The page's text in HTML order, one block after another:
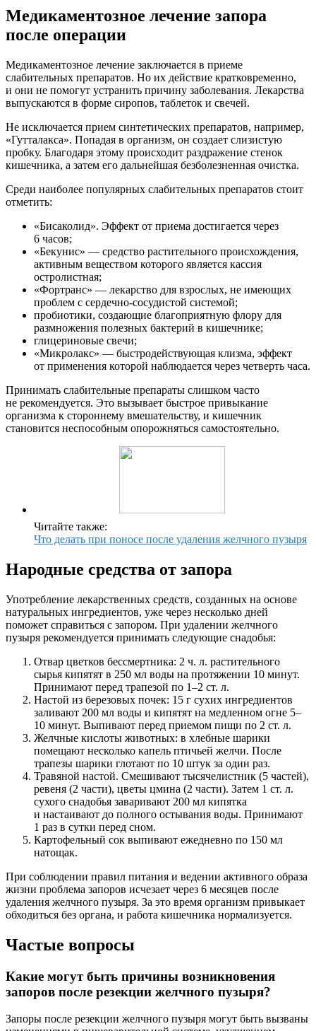
Медикаментозное лечение запора
после операции
Медикаментозное лечение заключается в приеме
слабительных препаратов. Но их действие кратковременно,
и они не помогут устранить причину заболевания. Лекарства
выпускаются в форме сиропов, таблеток и свечей.
Не исключается прием синтетических препаратов, например,
«Гутталакса». Попадая в организм, он создает слизистую
пробку. Благодаря этому происходит раздражение стенок
кишечника, а затем его дальнейшая безболезненная очистка.
Среди наиболее популярных слабительных препаратов стоит
отметить:
«Бисаколид». Эффект от приема достигается через
6 часов;
«Бекунис» — средство растительного происхождения,
активным веществом которого является кассия
остролистная;
«Фортранс» — лекарство для взрослых, не имеющих
проблем с сердечно-сосудистой системой;
пробиотики, создающие благоприятную флору для
размножения полезных бактерий в кишечнике;
глицериновые свечи;
«Микролакс» — быстродействующая клизма, эффект
от применения которой наблюдается через четверть часа.
Принимать слабительные препараты слишком часто
не рекомендуется. Это вызывает быстрое привыкание
организма к стороннему вмешательству, и кишечник
становится неспособным опорожняться самостоятельно.
Читайте также:
Что делать при поносе после удаления желчного пузыря
Народные средства от запора
Употребление лекарственных средств, созданных на основе
натуральных ингредиентов, уже через несколько дней
поможет справиться с запором. При удалении желчного
пузыря рекомендуется принимать следующие снадобья:
Отвар цветков бессмертника: 2 ч. л. растительного
сырья кипятят в 250 мл воды на протяжении 10 минут.
Принимают перед трапезой по 1–2 ст. л.
Настой из березовых почек: 15 г сухих ингредиентов
заливают 200 мл воды и кипятят на медленном огне 5–
10 минут. Выпивают перед приемом пищи по 2 ст. л.
Желчные кислоты животных: в хлебные шарики
помещают несколько капель птичьей желчи. После
трапезы шарики глотают по 10 штук за один раз.
Травяной настой. Смешивают тысячелистник (5 частей),
ревеня (2 части), цветы цмина (2 части). Затем 1 ст. л.
сухого снадобья заваривают 200 мл кипятка
и настаивают до полного остывания воды. Принимают
1 раз в сутки перед сном.
Картофельный сок выпивают ежедневно по 150 мл
натощак.
При соблюдении правил питания и ведении активного образа
жизни проблема запоров исчезает через 6 месяцев после
удаления желчного пузыря. За это время организм привыкает
обходиться без органа, и работа кишечника нормализуется.
Частые вопросы
Какие могут быть причины возникновения
запоров после резекции желчного пузыря?
Запоры после резекции желчного пузыря могут быть вызваны